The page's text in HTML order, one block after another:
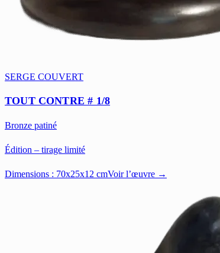
SERGE COUVERT
TOUT CONTRE # 1/8
Bronze patiné
Édition – tirage limité
Dimensions : 70x25x12 cmVoir l’œuvre →